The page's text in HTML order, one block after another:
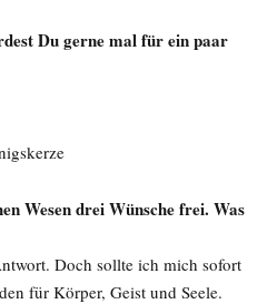
Du gerne mal für ein paar
Wesen drei Wünsche frei. Was
Doch sollte ich mich sofort
für Körper, Geist und Seele.